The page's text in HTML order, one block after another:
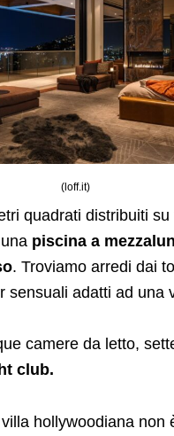
(loff.it)
quadrati distribuiti
piscina a
. Troviamo arredi dai
sensuali adatti ad una
camere da letto,
club.
villa hollywoodiana non